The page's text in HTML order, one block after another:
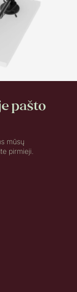
pašto
mūsų
pirmieji.